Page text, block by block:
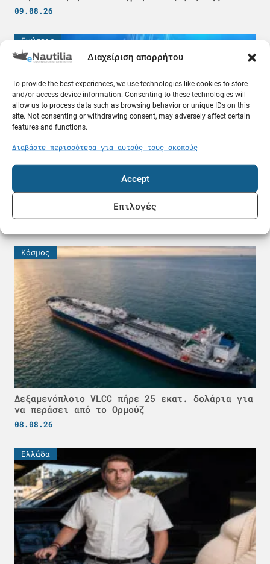
Διαχείριση απορρήτου
To provide the best experiences, we use technologies like cookies to store
and/or access device information. Consenting to these technologies will
allow us to process data such as browsing behavior or unique IDs on this
site. Not consenting or withdrawing consent, may adversely affect certain
features and functions.
Διαβάστε περισσότερα για αυτούς τους σκοπούς
Accept
Επιλογές
09.08.26
Γνώσεις
Τι γίνεται σε περίπτωση σεισμού στη θάλασσα
ερωτήσεις και απαντήσεις
Κόσμος
Δεξαμενόπλοιο VLCC πήρε 25 εκατ. δολάρια για
να περάσει από το Ορμούζ
08.08.26
Ελλάδα